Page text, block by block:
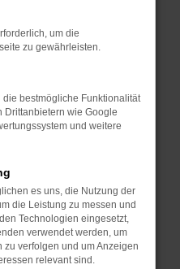
Seiten
die Seite in einem
in einem privaten
zu beheben.
Browser und dein
neuesten Stand
um die
zu gewährleisten.
bestmögliche Funktionalität
Drittanbietern wie Google
und weitere
es uns, die Nutzung der
die Leistung zu messen und
Technologien eingesetzt,
verwendet werden, um
verfolgen und um Anzeigen
relevant sind.